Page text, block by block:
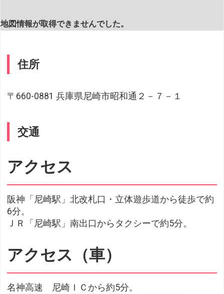
地図情報が取得できませんでした。
住所
〒660-0881 兵庫県尼崎市昭和通２－７－１
交通
アクセス
阪神「尼崎駅」北改札口・立体遊歩道から徒歩で約
6分。
ＪＲ「尼崎駅」南出口からタクシーで約5分。
アクセス（車）
名神高速 尼崎ＩＣから約5分。